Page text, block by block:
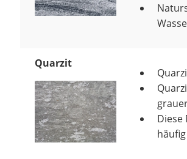
Quarzit